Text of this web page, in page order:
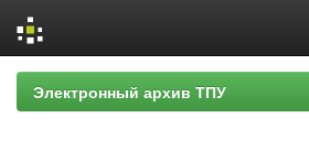
Skip
navigation
Электронный архив ТПУ